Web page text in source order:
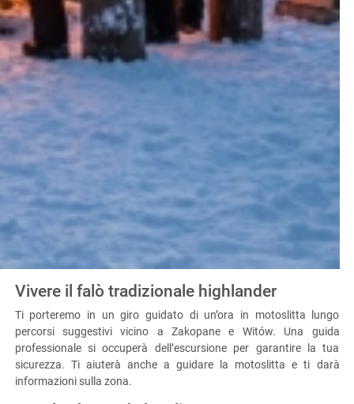
Vivere il falò tradizionale highlander
Ti porteremo in un giro guidato di un’ora in motoslitta lungo
percorsi suggestivi vicino a Zakopane e Witów. Una guida
professionale si occuperà dell’escursione per garantire la tua
sicurezza. Ti aiuterà anche a guidare la motoslitta e ti darà
informazioni sulla zona.